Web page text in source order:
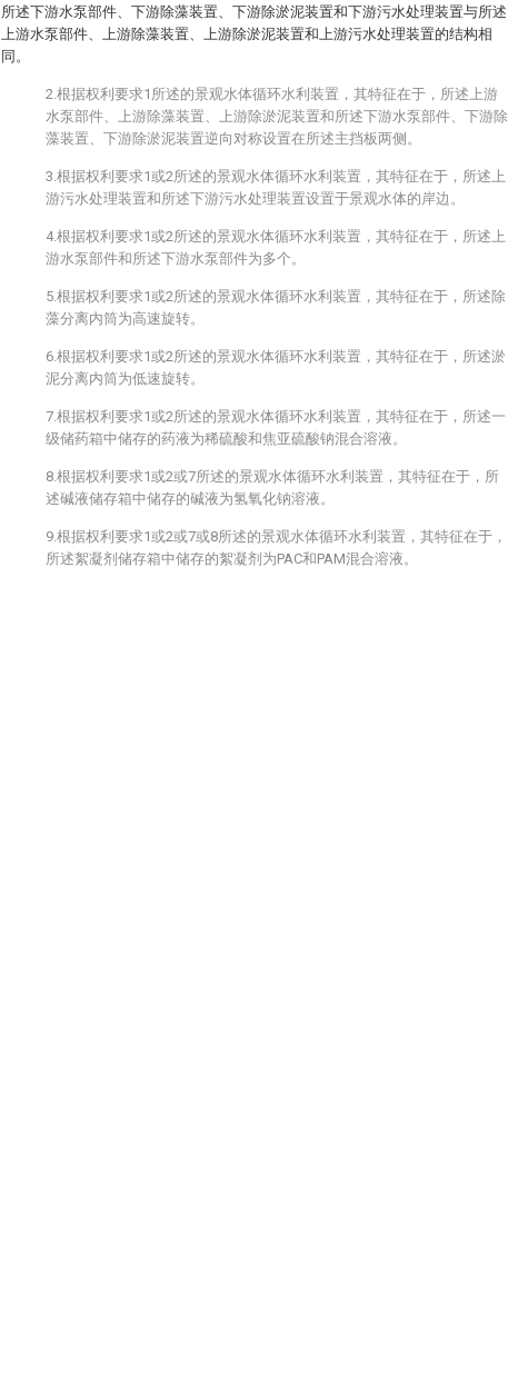
所述下游水泵部件、下游除藻装置、下游除淤泥装置和下游污水处理装置与所述
上游水泵部件、上游除藻装置、上游除淤泥装置和上游污水处理装置的结构相
同。
2.根据权利要求1所述的景观水体循环水利装置，其特征在于，所述上游
水泵部件、上游除藻装置、上游除淤泥装置和所述下游水泵部件、下游除
藻装置、下游除淤泥装置逆向对称设置在所述主挡板两侧。
3.根据权利要求1或2所述的景观水体循环水利装置，其特征在于，所述上
游污水处理装置和所述下游污水处理装置设置于景观水体的岸边。
4.根据权利要求1或2所述的景观水体循环水利装置，其特征在于，所述上
游水泵部件和所述下游水泵部件为多个。
5.根据权利要求1或2所述的景观水体循环水利装置，其特征在于，所述除
藻分离内筒为高速旋转。
6.根据权利要求1或2所述的景观水体循环水利装置，其特征在于，所述淤
泥分离内筒为低速旋转。
7.根据权利要求1或2所述的景观水体循环水利装置，其特征在于，所述一
级储药箱中储存的药液为稀硫酸和焦亚硫酸钠混合溶液。
8.根据权利要求1或2或7所述的景观水体循环水利装置，其特征在于，所
述碱液储存箱中储存的碱液为氢氧化钠溶液。
9.根据权利要求1或2或7或8所述的景观水体循环水利装置，其特征在于，
所述絮凝剂储存箱中储存的絮凝剂为PAC和PAM混合溶液。